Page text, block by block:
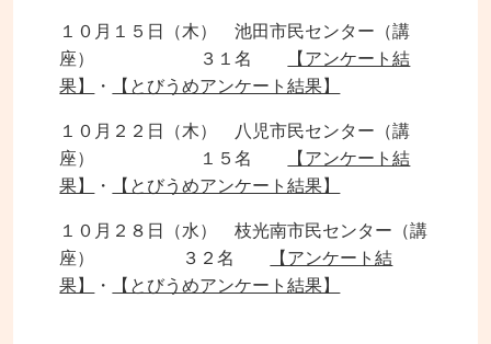
１０月１５日（木） 池田市民センター（講
座） ３１名
【アンケート結
果】
・ 【とびうめアンケート結果】
１０月２２日（木） 八児市民センター（講
座） １５名
【アンケート結
果】
・ 【とびうめアンケート結果】
１０月２８日（水） 枝光南市民センター（講
座） ３２名
【アンケート結
果】
・ 【とびうめアンケート結果】